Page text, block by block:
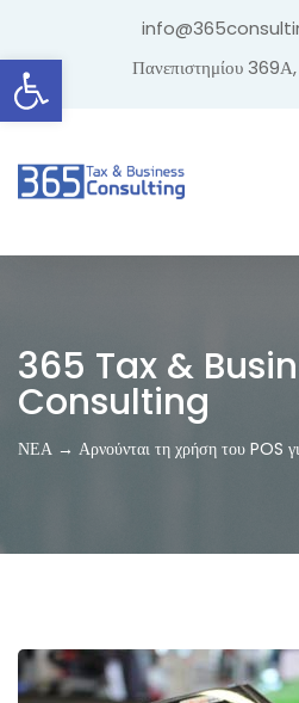
Ανοίξτε τη γραμμή
Πανεπιστημίου
365 Tax &
Consulting
ΝΕΑ → Αρνούνται τη χρήση του POS